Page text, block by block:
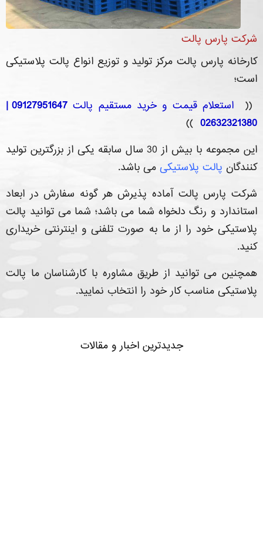
شرکت پارس پالت
کارخانه پارس پالت مرکز تولید و توزیع انواع پالت پلاستیکی
است؛
(( استعلام قیمت و خرید مستقیم پالت
09127951647 |
02632321380
))
این مجموعه با بیش از 30 سال سابقه یکی از بزرگترین تولید
کنندگان پالت پلاستیکی می باشد.
شرکت پارس پالت آماده پذیرش هر گونه سفارش در ابعاد
استاندارد و رنگ دلخواه شما می باشد؛ شما می توانید پالت
پلاستیکی خود را از ما به صورت تلفنی و اینترنتی خریداری
کنید.
همچنین می توانید از طریق مشاوره با کارشناسان ما پالت
پلاستیکی مناسب کار خود را انتخاب نمایید.
جدیدترین اخبار و مقالات